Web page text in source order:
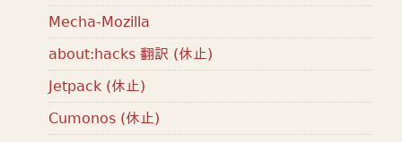
Mecha-Mozilla
about:hacks 翻訳 (休止)
Jetpack (休止)
Cumonos (休止)